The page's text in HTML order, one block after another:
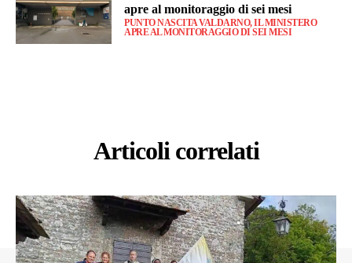
apre al monitoraggio di sei mesi
PUNTO NASCITA VALDARNO, IL MINISTERO
APRE AL MONITORAGGIO DI SEI MESI
Articoli correlati